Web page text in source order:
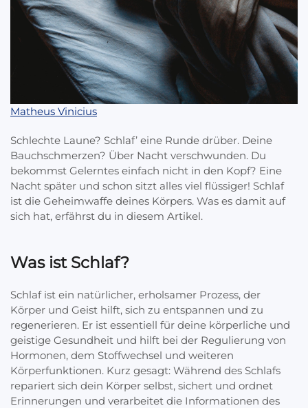
Matheus Vinicius
Schlechte Laune? Schlaf’ eine Runde drüber. Deine
Bauchschmerzen? Über Nacht verschwunden. Du
bekommst Gelerntes einfach nicht in den Kopf? Eine
Nacht später und schon sitzt alles viel flüssiger! Schlaf
ist die Geheimwaffe deines Körpers. Was es damit auf
sich hat, erfährst du in diesem Artikel.
Was ist Schlaf?
Schlaf ist ein natürlicher, erholsamer Prozess, der
Körper und Geist hilft, sich zu entspannen und zu
regenerieren. Er ist essentiell für deine körperliche und
geistige Gesundheit und hilft bei der Regulierung von
Hormonen, dem Stoffwechsel und weiteren
Körperfunktionen. Kurz gesagt: Während des Schlafs
repariert sich dein Körper selbst, sichert und ordnet
Erinnerungen und verarbeitet die Informationen des